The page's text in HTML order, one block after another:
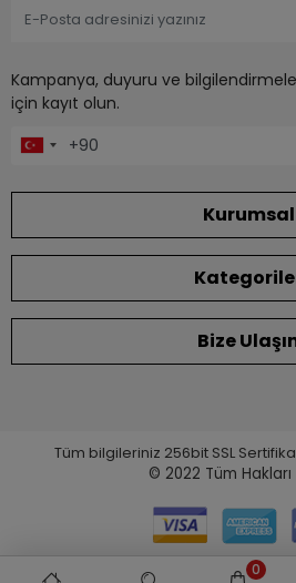
Kampanya, duyuru ve
için kayıt olun.
Kurumsal
Bize
Tüm bilgileriniz 256bit SSL
© 2022 Tüm Hakları
0